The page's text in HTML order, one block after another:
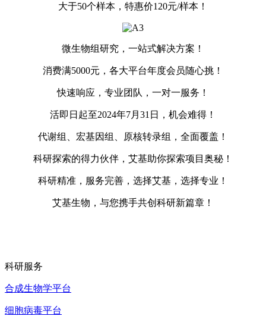
大于50个样本，特惠价120元/样本！
微生物组研究，一站式解决方案！
消费满5000元，各大平台年度会员随心挑！
快速响应，专业团队，一对一服务！
活即日起至2024年7月31日，机会难得！
代谢组、宏基因组、原核转录组，全面覆盖！
科研探索的得力伙伴，艾基助你探索项目奥秘！
科研精准，服务完善，选择艾基，选择专业！
艾基生物，与您携手共创科研新篇章！
科研服务
合成生物学平台
细胞病毒平台